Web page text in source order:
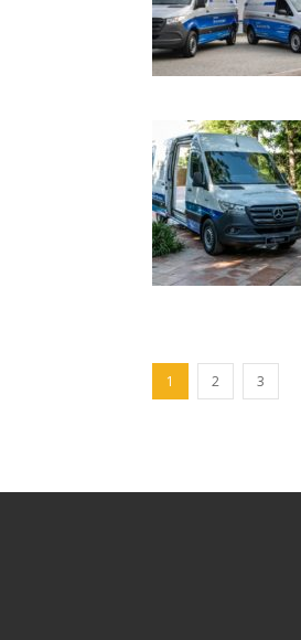
1 2 3